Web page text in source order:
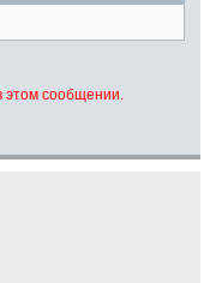
этом сообщении.